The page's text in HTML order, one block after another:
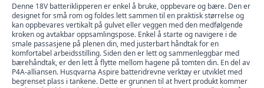
Denne 18V batteriklipperen er enkel å bruke, oppbevare og bære. Den er
designet for små rom og foldes lett sammen til en praktisk størrelse og
kan oppbevares vertikalt på gulvet eller veggen med den medfølgende
kroken og avtakbar oppsamlingspose. Enkel å starte og navigere i de
smale passasjene på plenen din, med justerbart håndtak for en
komfortabel arbeidsstilling. Siden den er lett og sammenleggbar med
bærehåndtak, er den lett å flytte mellom hagene på tomten din. En del av
P4A-alliansen. Husqvarna Aspire batteridrevne verktøy er utviklet med
begrenset plass i tankene. Dette er grunnen til at hvert produkt kommer